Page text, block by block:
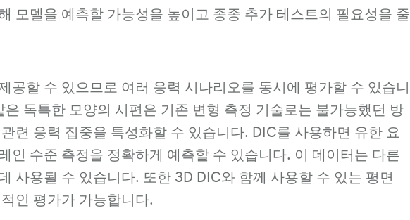
모델을 예측할 가능성을 높이고 종종 추가 테스트의 필요성을 줄
공할 수 있으므로 여러 응력 시나리오를 동시에 평가할 수 있습니
독특한 모양의 시편은 기존 변형 측정 기술로는 불가능했던 방
련 응력 집중을 특성화할 수 있습니다. DIC를 사용하면 유한 요
인 수준 측정을 정확하게 예측할 수 있습니다. 이 데이터는 다른
사용될 수 있습니다. 또한 3D DIC와 함께 사용할 수 있는 평면
인 평가가 가능합니다.